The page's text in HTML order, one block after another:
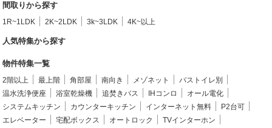
間取りから探す
1R~1LDK 2K~2LDK 3k~3LDK 4K~以上
人気特集から探す
物件特集一覧
2階以上 最上階 角部屋 南向き メゾネット
バストイレ別
温水洗浄便座
浴室乾燥機 追焚きバス IHコンロ
オール電化
システムキッチン
カウンターキッチン インターネット無料
P2台可
エレベーター
宅配ボックス オートロック
TVインターホン